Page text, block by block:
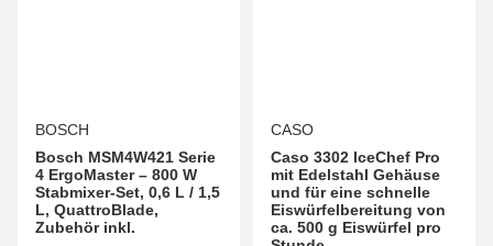
BOSCH
Bosch MSM4W421 Serie
4 ErgoMaster – 800 W
Stabmixer-Set, 0,6 L / 1,5
L, QuattroBlade,
Zubehör inkl.
CASO
Caso 3302 IceChef Pro
mit Edelstahl Gehäuse
und für eine schnelle
Eiswürfelbereitung von
ca. 500 g Eiswürfel pro